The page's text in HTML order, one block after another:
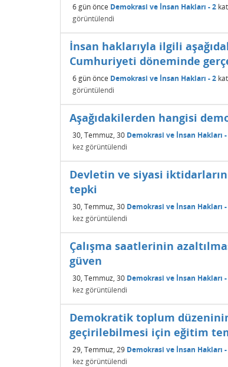
6 günönce Demokrasi ve İnsan Hakları - 2
görüntülendi
İnsan haklarıyla ilgili
Cumhuriyeti döneminde
6 günönce Demokrasi ve İnsan Hakları - 2
görüntülendi
Aşağıdakilerden hangisi
30, Temmuz, 30 Demokrasi ve İnsan Hakları
kez görüntülendi
Devletin ve siyasi iktidarların
tepki
30, Temmuz, 30 Demokrasi ve İnsan Hakları
kez görüntülendi
Çalışma saatlerinin
güven
30, Temmuz, 30 Demokrasi ve İnsan Hakları
kez görüntülendi
Demokratik toplum
geçirilebilmesi için eğitim
29, Temmuz, 29 Demokrasi ve İnsan Hakları
kez görüntülendi